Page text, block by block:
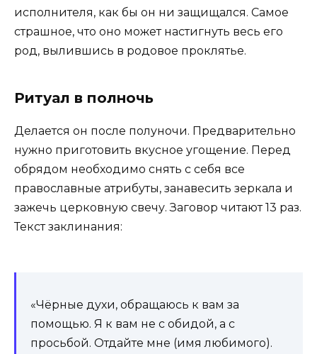
исполнителя, как бы он ни защищался. Самое
страшное, что оно может настигнуть весь его
род, вылившись в родовое проклятье.
Ритуал в полночь
Делается он после полуночи. Предварительно
нужно приготовить вкусное угощение. Перед
обрядом необходимо снять с себя все
православные атрибуты, занавесить зеркала и
зажечь церковную свечу. Заговор читают 13 раз.
Текст заклинания:
«Чёрные духи, обращаюсь к вам за
помощью. Я к вам не с обидой, а с
просьбой. Отдайте мне (имя любимого).